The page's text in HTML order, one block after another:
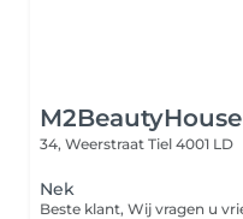
M2BeautyHouse
34, Weerstraat Tiel 4001 LD
Nek